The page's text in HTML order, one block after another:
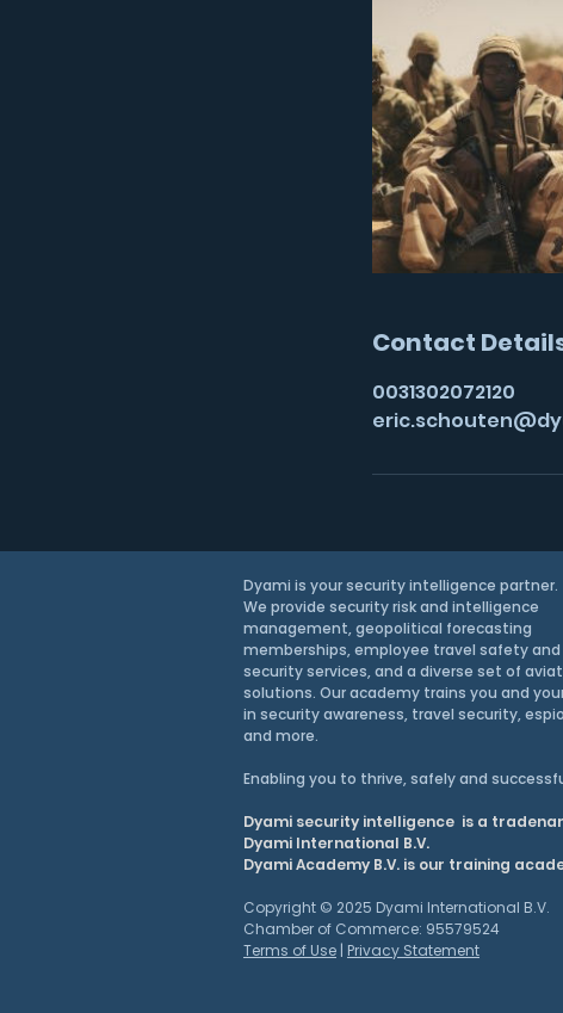
Contact
0031302072120
Dyami is your security intelligence partner.
We provide security risk and intelligence
management, geopolitical forecasting
memberships, employee travel safety and
security services, and a diverse set of
solutions. Our academy trains you and
in security awareness, travel security,
and more.
Enabling you to thrive, safely and
Dyami security intelligence is a
Dyami International B.V.
Dyami Academy B.V. is our training
Copyright © 2025 Dyami International B.V.
Chamber of Commerce: 95579524
Terms of Use | Privacy Statement